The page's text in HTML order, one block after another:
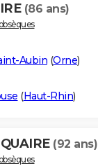
(86 ans)
Aubin (Orne)
(Haut-Rhin)
(92 ans)